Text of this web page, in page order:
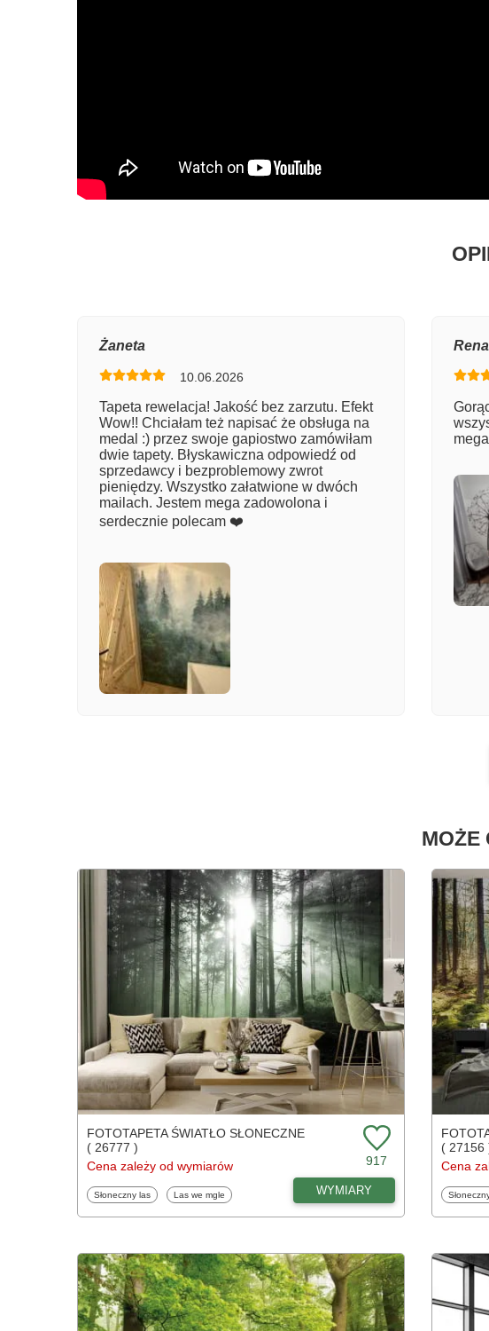
Numer
Żaneta
10.06.2026
Tapeta rewelacja! Jakość bez zarzutu. Efekt
Wow!! Chciałam też napisać że obsługa na
medal :) przez swoje gapiostwo zamówiłam
dwie tapety. Błyskawiczna odpowiedź od
sprzedawcy i bezproblemowy zwrot
pieniędzy. Wszystko załatwione w dwóch
mailach. Jestem mega zadowolona i
serdecznie polecam ❤️
MOŻE
FOTOTAPETA ŚWIATŁO SŁONECZNE
( 26777 )
Cena zależy od wymiarów
917
Fototapety
Słoneczny las Fototapety
Las we mgle WYMIARY
( 27156
Cena